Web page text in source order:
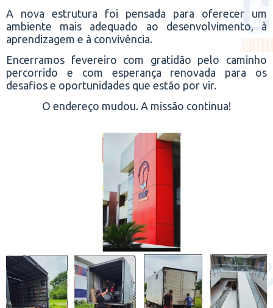
A nova estrutura foi pensada para oferecer um
ambiente mais adequado ao desenvolvimento, à
aprendizagem e à convivência.
Encerramos fevereiro com gratidão pelo caminho
percorrido e com esperança renovada para os
desafios e oportunidades que estão por vir.
O endereço mudou. A missão continua!